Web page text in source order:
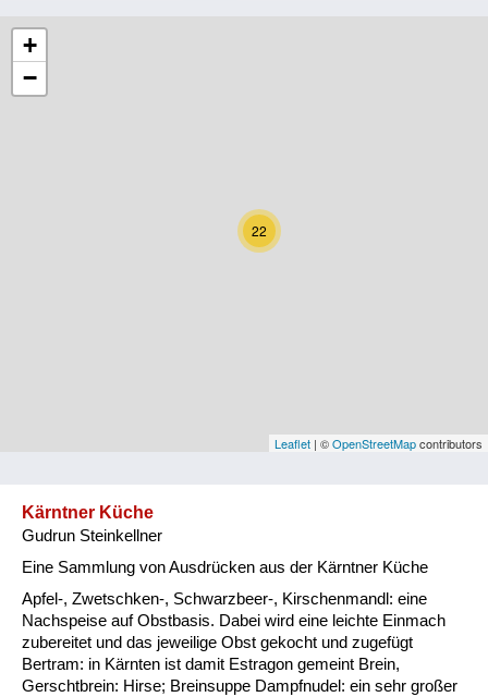
Niederösterreich
Oberösterreich
Vorarlberg
Natur und Landwirtschaft
Fluchen und Reden
Mensch, Tier und Alltag
22
+
−
Leaflet | ©OpenStreetMapcontributors
Kärntner Küche
Gudrun Steinkellner
Eine Sammlung von Ausdrücken aus der Kärntner Küche
Apfel-, Zwetschken-, Schwarzbeer-, Kirschenmandl: eine
Nachspeise auf Obstbasis. Dabei wird eine leichte Einmach
zubereitet und das jeweilige Obst gekocht und zugefügt
Bertram: in Kärnten ist damit Estragon gemeint Brein,
Gerschtbrein: Hirse; Breinsuppe Dampfnudel: ein sehr großer